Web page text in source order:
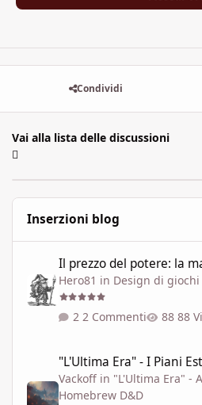
Condividi
Vai alla lista delle discussioni
Inserzioni blog
Il prezzo del potere: la
Hero81 in Design di giochi
2 Commenti 88
"L'Ultima Era" - I Piani
Vackoff in "L'Ultima Era" -
Homebrew D&D